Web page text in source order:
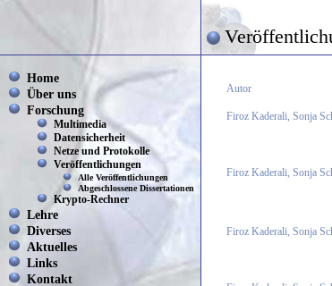
Home
Über uns
Forschung
Multimedia
Datensicherheit
Netze und Protokolle
Veröffentlichungen
Alle Veröffentlichungen
Abgeschlossene Dissertationen
Krypto-Rechner
Lehre
Diverses
Aktuelles
Links
Kontakt
Autor
Firoz Kaderali, Sonja
Firoz Kaderali, Sonja
Firoz Kaderali, Sonja